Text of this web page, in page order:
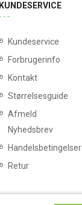
KUNDESERVICE
Kundeservice
Forbrugerinfo
Kontakt
Størrelsesguide
Afmeld
Nyhedsbrev
Handelsbetingelser
Retur